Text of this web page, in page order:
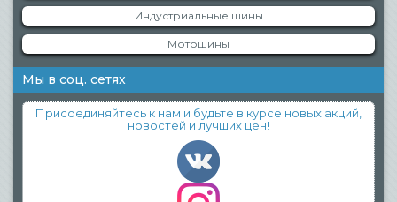
Индустриальные шины
Мотошины
Мы в соц. сетях
Присоединяйтесь к нам и будьте в курсе новых акций,
новостей и лучших цен!